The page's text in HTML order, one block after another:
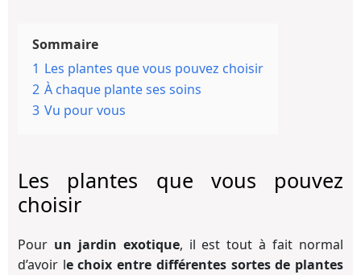
Sommaire
1 Les plantes que vous pouvez choisir
2 À chaque plante ses soins
3 Vu pour vous
Les plantes que vous pouvez
choisir
Pour un jardin exotique, il est tout à fait normal
d’avoir le choix entre différentes sortes de plantes